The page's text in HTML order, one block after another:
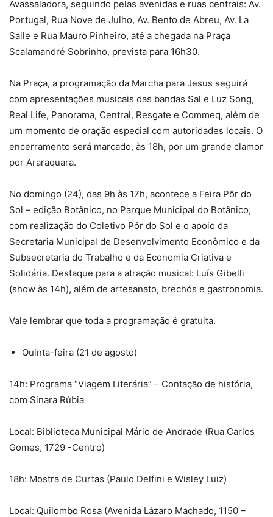
Avassaladora, seguindo pelas avenidas e ruas centrais: Av.
Portugal, Rua Nove de Julho, Av. Bento de Abreu, Av. La
Salle e Rua Mauro Pinheiro, até a chegada na Praça
Scalamandré Sobrinho, prevista para 16h30.
Na Praça, a programação da Marcha para Jesus seguirá
com apresentações musicais das bandas Sal e Luz Song,
Real Life, Panorama, Central, Resgate e Commeq, além de
um momento de oração especial com autoridades locais. O
encerramento será marcado, às 18h, por um grande clamor
por Araraquara.
No domingo (24), das 9h às 17h, acontece a Feira Pôr do
Sol – edição Botânico, no Parque Municipal do Botânico,
com realização do Coletivo Pôr do Sol e o apoio da
Secretaria Municipal de Desenvolvimento Econômico e da
Subsecretaria do Trabalho e da Economia Criativa e
Solidária. Destaque para a atração musical: Luís Gibelli
(show às 14h), além de artesanato, brechós e gastronomia.
Vale lembrar que toda a programação é gratuita.
Quinta-feira (21 de agosto)
14h: Programa “Viagem Literária” – Contação de história,
com Sinara Rúbia
Local: Biblioteca Municipal Mário de Andrade (Rua Carlos
Gomes, 1729 -Centro)
18h: Mostra de Curtas (Paulo Delfini e Wisley Luiz)
Local: Quilombo Rosa (Avenida Lázaro Machado, 1150 –